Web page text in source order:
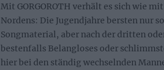
Mit GORGOROTH verhält es sich wie
Nordens: Die Jugendjahre bersten nur
Songmaterial, aber nach der dritten
bestenfalls Belangloses oder
hier bei den ständig wechselnden